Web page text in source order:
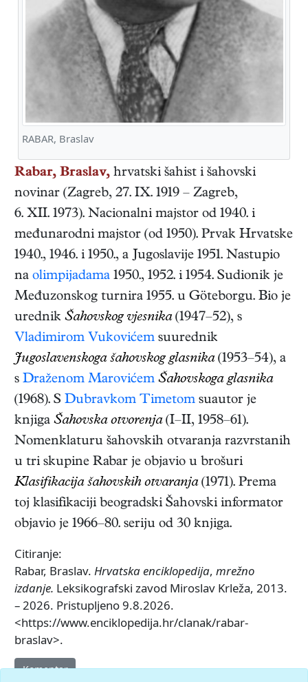
RABAR, Braslav
Rabar, Braslav, hrvatski šahist i šahovski
novinar (Zagreb, 27. IX. 1919 – Zagreb,
6. XII. 1973). Nacionalni majstor od 1940. i
međunarodni majstor (od 1950). Prvak Hrvatske
1940., 1946. i 1950., a Jugoslavije 1951. Nastupio
na olimpijadama 1950., 1952. i 1954. Sudionik je
Međuzonskog turnira 1955. u Göteborgu. Bio je
urednik Šahovskog vjesnika(1947–52), s
Vladimirom Vukovićem suurednik
Jugoslavenskoga šahovskog glasnika(1953–54), a
s Draženom Marovićem Šahovskoga glasnika
(1968). S Dubravkom Timetom suautor je
knjiga Šahovska otvorenja(I–II, 1958–61).
Nomenklaturu šahovskih otvaranja razvrstanih
u tri skupine Rabar je objavio u brošuri
Klasifikacija šahovskih otvaranja(1971). Prema
toj klasifikaciji beogradski Šahovski informator
objavio je 1966–80. seriju od 30 knjiga.
Citiranje:
Rabar, Braslav. Hrvatska enciklopedija, mrežno
izdanje. Leksikografski zavod Miroslav Krleža, 2013.
– 2026. Pristupljeno 9.8.2026.
<https://www.enciklopedija.hr/clanak/rabar-
braslav>.
Komentar